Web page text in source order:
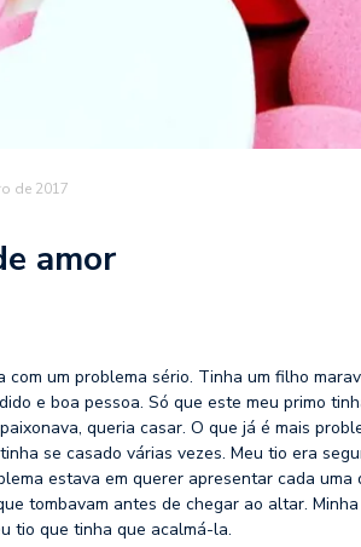
de 2017
amor
com um problema sério. Tinha um filho
e boa pessoa. Só que este meu primo
queria casar. O que já é mais
se casado várias vezes. Meu tio era
estava em querer apresentar cada
tombavam antes de chegar ao altar.
tio que tinha que acalmá-la.